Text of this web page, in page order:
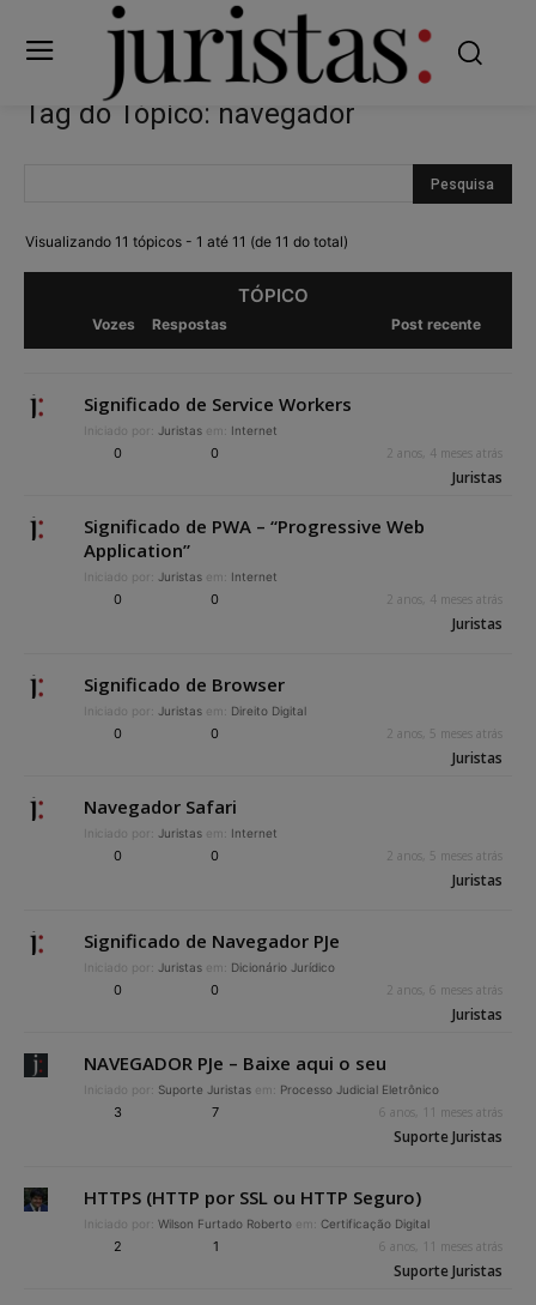
Tag do Tópico: navegador
Visualizando 11 tópicos - 1 até 11 (de 11 do total)
TÓPICO
Vozes Respostas Post recente
Significado de Service Workers
Iniciado por: Juristas em: Internet
0 0 2 anos, 4 meses atrás
Juristas
Significado de PWA – “Progressive Web
Application”
Iniciado por: Juristas em: Internet
0 0 2 anos, 4 meses atrás
Juristas
Significado de Browser
Iniciado por: Juristas em: Direito Digital
0 0 2 anos, 5 meses atrás
Juristas
Navegador Safari
Iniciado por: Juristas em: Internet
0 0 2 anos, 5 meses atrás
Juristas
Significado de Navegador PJe
Iniciado por: Juristas em: Dicionário Jurídico
0 0 2 anos, 6 meses atrás
Juristas
NAVEGADOR PJe – Baixe aqui o seu
Iniciado por: Suporte Juristas em: Processo Judicial Eletrônico
3 7 6 anos, 11 meses atrás
Suporte Juristas
HTTPS (HTTP por SSL ou HTTP Seguro)
Iniciado por: Wilson Furtado Roberto em: Certificação Digital
2 1 6 anos, 11 meses atrás
Suporte Juristas